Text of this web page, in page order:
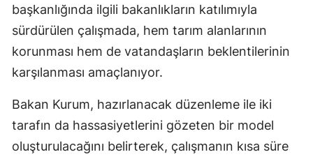
başkanlığında ilgili bakanlıkların katılımıyla
sürdürülen çalışmada, hem tarım alanlarının
korunması hem de vatandaşların beklentilerinin
karşılanması amaçlanıyor.
Bakan Kurum, hazırlanacak düzenleme ile iki
tarafın da hassasiyetlerini gözeten bir model
oluşturulacağını belirterek, çalışmanın kısa süre